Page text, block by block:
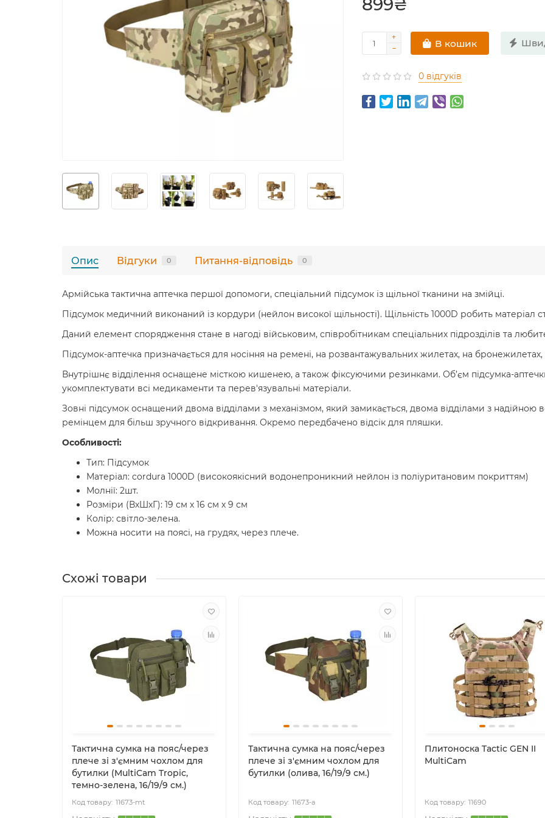
899₴
В кошик
0 відгуків
Опис Відгуки 0 Питання-відповідь 0
Армійська тактична аптечка першої допомоги, спеціальний підсумок із щільної тканини на змійці.
Підсумок медичний виконаний із кордури (нейлон високої щільності). Щільність 1000D робить матеріал
Даний елемент спорядження стане в нагоді військовим, співробітникам спеціальних підрозділів та
Підсумок-аптечка призначається для носіння на ремені, на розвантажувальних жилетах, на
Внутрішнє відділення оснащене місткою кишенею, а також фіксуючими резинками. Об’єм підсумка-
укомплектувати всі медикаменти та перев'язувальні матеріали.
Зовні підсумок оснащений двома відділами з механізмом, який замикається, двома відділами з
ремінцем для більш зручного відкривання. Окремо передбачено відсік для пляшки.
Особливості:
Тип: Підсумок
Матеріал: cordura 1000D (високоякісний водонепроникний нейлон із поліуритановим покриттям)
Молнії: 2шт.
Розміри (ВхШхГ): 19 см х 16 см х 9 см
Колір: світло-зелена.
Можна носити на поясі, на грудях, через плече.
Схожі товари
Тактична сумка на пояс/через
плече зі з'ємним чохлом для
бутилки (MultiCam Tropic,
темно-зелена, 16/19/9 см.)
11673-mt
Тактична сумка на пояс/через
плече зі з'ємним чохлом для
бутилки (олива, 16/19/9 см.)
11673-a
Плитоноска Tactic GEN II
MultiCam
11690